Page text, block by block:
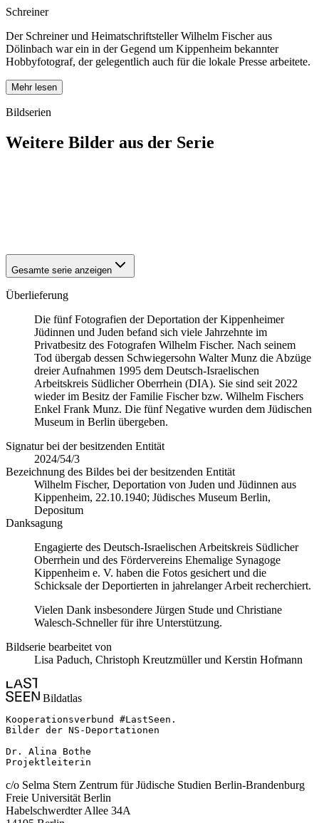
Schreiner
Der Schreiner und Heimatschriftsteller Wilhelm Fischer aus
Dölinbach war ein in der Gegend um Kippenheim bekannter
Hobbyfotograf, der gelegentlich auch für die lokale Presse arbeitete.
Mehr lesen
Bildserien
Weitere Bilder aus der Serie
Gesamte serie anzeigen
Überlieferung
Die fünf Fotografien der Deportation der Kippenheimer
Jüdinnen und Juden befand sich viele Jahrzehnte im
Privatbesitz des Fotografen Wilhelm Fischer. Nach seinem
Tod übergab dessen Schwiegersohn Walter Munz die Abzüge
dreier Aufnahmen 1995 dem Deutsch-Israelischen
Arbeitskreis Südlicher Oberrhein (DIA). Sie sind seit 2022
wieder im Besitz der Familie Fischer bzw. Wilhelm Fischers
Enkel Frank Munz. Die fünf Negative wurden dem Jüdischen
Museum in Berlin übergeben.
Signatur bei der besitzenden Entität
2024/54/3
Bezeichnung des Bildes bei der besitzenden Entität
Wilhelm Fischer, Deportation von Juden und Jüdinnen aus
Kippenheim, 22.10.1940; Jüdisches Museum Berlin,
Depositum
Danksagung
Engagierte des Deutsch-Israelischen Arbeitskreis Südlicher
Oberrhein und des Fördervereins Ehemalige Synagoge
Kippenheim e. V. haben die Fotos gesichert und die
Schicksale der Deportierten in jahrelanger Arbeit recherchiert.
Vielen Dank insbesondere Jürgen Stude und Christiane
Walesch-Schneller für ihre Unterstützung.
Bildserie bearbeitet von
Lisa Paduch, Christoph Kreutzmüller und Kerstin Hofmann
Bildatlas
Kooperationsverbund #LastSeen.
Bilder der NS-Deportationen
Dr. Alina Bothe
Projektleiterin
c/o Selma Stern Zentrum für Jüdische Studien Berlin-Brandenburg
Freie Universität Berlin
Habelschwerdter Allee 34A